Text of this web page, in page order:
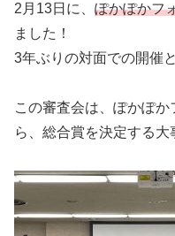
2月13日に、 ぽかぽかフ
ました！
3年ぶりの対面での開催
この審査会は、ぽかぽ
ら、総合賞を決定する大